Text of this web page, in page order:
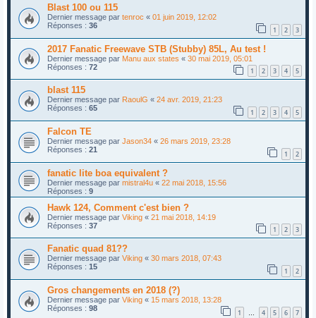
Blast 100 ou 115
Dernier message par tenroc « 01 juin 2019, 12:02
Réponses : 36 1 2 3
2017 Fanatic Freewave STB (Stubby) 85L, Au test !
Dernier message par Manu aux states « 30 mai 2019, 05:01
Réponses : 72 1 2 3 4 5
blast 115
Dernier message par RaoulG « 24 avr. 2019, 21:23
Réponses : 65 1 2 3 4 5
Falcon TE
Dernier message par Jason34 « 26 mars 2019, 23:28
Réponses : 21 1 2
fanatic lite boa equivalent ?
Dernier message par mistral4u « 22 mai 2018, 15:56
Réponses : 9
Hawk 124, Comment c'est bien ?
Dernier message par Viking « 21 mai 2018, 14:19
Réponses : 37 1 2 3
Fanatic quad 81??
Dernier message par Viking « 30 mars 2018, 07:43
Réponses : 15 1 2
Gros changements en 2018 (?)
Dernier message par Viking « 15 mars 2018, 13:28
Réponses : 98 1 … 4 5 6 7